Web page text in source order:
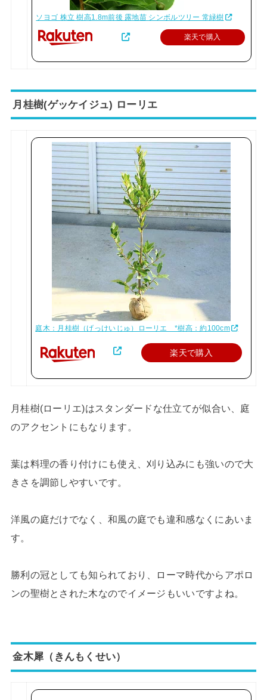
ソヨゴ 株立 樹高1.8m前後 露地苗 シンボルツリー 常緑樹
楽天で購入
月桂樹(ゲッケイジュ) ローリエ
庭木：月桂樹（げっけいじゅ）ローリエ *樹高：約100cm
楽天で購入
月桂樹(ローリエ)はスタンダードな仕立てが似合い、庭
のアクセントにもなります。
葉は料理の香り付けにも使え、刈り込みにも強いので大
きさを調節しやすいです。
洋風の庭だけでなく、和風の庭でも違和感なくにあいま
す。
勝利の冠としても知られており、ローマ時代からアポロ
ンの聖樹とされた木なのでイメージもいいですよね。
金木犀（きんもくせい）